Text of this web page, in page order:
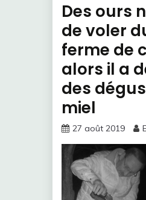
Des ours
de voler
ferme de
alors il a
des
miel
27 août 2019